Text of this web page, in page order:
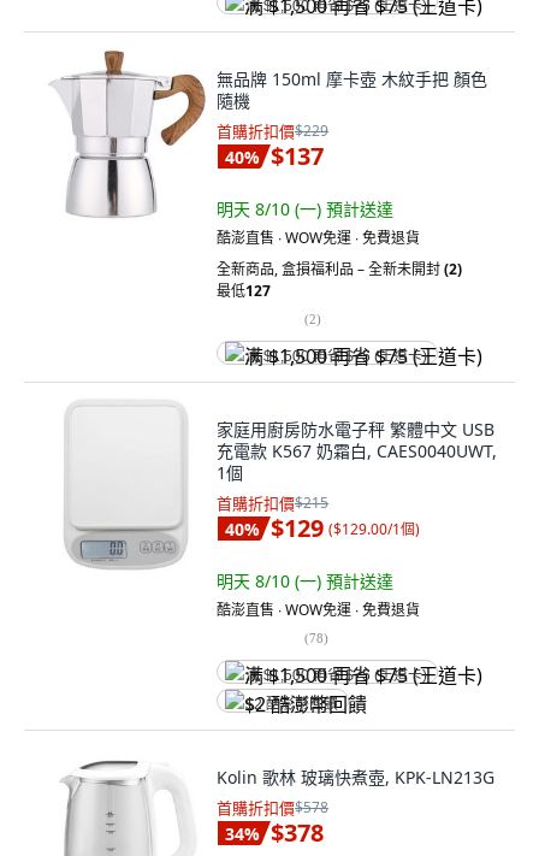
满 $1,500 再省 $75 (王道卡)
無品牌 150ml 摩卡壺 木紋手把 顏色
隨機
首購折扣價$229
40% $137
明天 8/10 (一) 預計送達
酷澎直售 ∙ WOW免運 ∙ 免費退貨
全新商品,盒損福利品 – 全新未開封(2)
最低127
(2)
满 $1,500 再省 $75 (王道卡)
家庭用廚房防水電子秤 繁體中文 USB
充電款 K567 奶霜白, CAES0040UWT,
1個
首購折扣價$215
40% $129 ($129.00/1個)
明天 8/10 (一) 預計送達
酷澎直售 ∙ WOW免運 ∙ 免費退貨
(78)
满 $1,500 再省 $75 (王道卡)
$2 酷澎幣回饋
Kolin 歌林 玻璃快煮壺, KPK-LN213G
首購折扣價$578
34% $378